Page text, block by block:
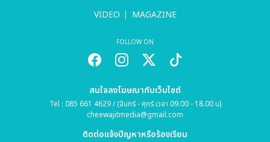
VIDEO
MAGAZINE
FOLLOW ON
สนใจลงโฆษณากับเว็บไซต์
Tel : 085 661 4629 / (จันทร์ - ศุกร์ เวลา 09.00 - 18.00 น)
cheewajitmedia@gmail.com
ติดต่อแจ้งปัญหาหรือร้องเรียน